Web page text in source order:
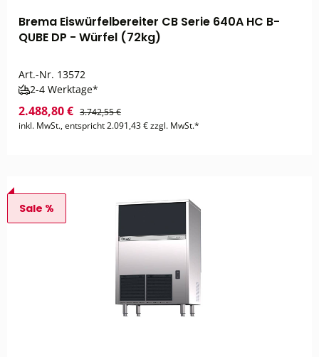
Brema Eiswürfelbereiter CB Serie 640A HC B-
QUBE DP - Würfel (72kg)
Art.-Nr. 13572
2-4 Werktage*
2.488,80 € 3.742,55 €
inkl. MwSt., entspricht 2.091,43 € zzgl. MwSt.*
Sale %